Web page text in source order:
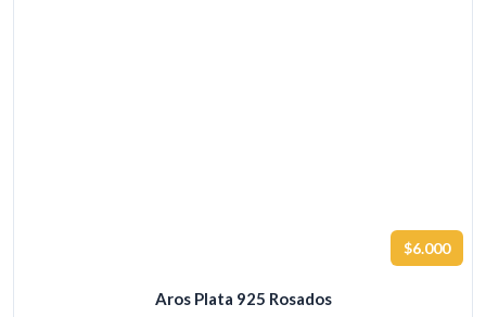
$6.000
Aros Plata 925 Rosados